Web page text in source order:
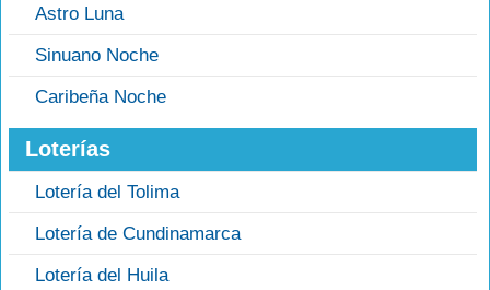
Astro Luna
Sinuano Noche
Caribeña Noche
Loterías
Lotería del Tolima
Lotería de Cundinamarca
Lotería del Huila